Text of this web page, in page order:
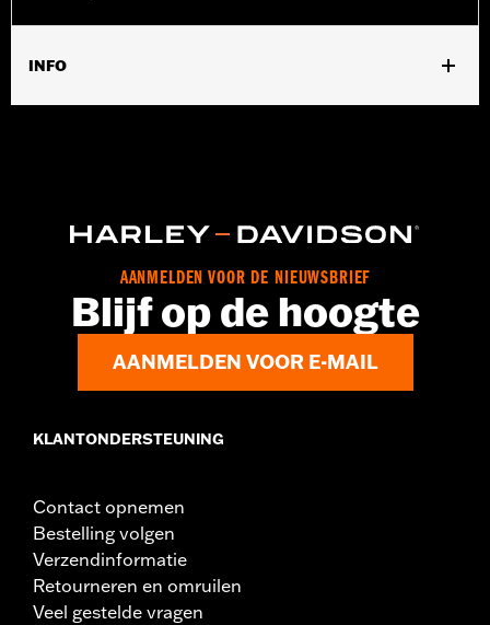
INFO
Diameter: 1.5
Per stuk verkocht:Twee
In de doos:Handvatten voor links en rechts
AANMELDEN VOOR DE NIEUWSBRIEF
Blijf op de hoogte
AANMELDEN VOOR E-MAIL
KLANTONDERSTEUNING
Contact opnemen
Bestelling volgen
Verzendinformatie
Retourneren en omruilen
Veel gestelde vragen